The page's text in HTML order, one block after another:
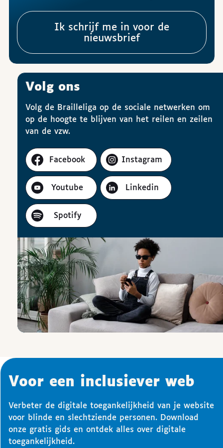
Ik schrijf me in voor de
nieuwsbrief
Volg ons
Volg de Brailleliga op de sociale netwerken om
op de hoogte te blijven van het reilen en zeilen
van de vzw.
Facebook Instagram
Youtube Linkedin
Spotify
Voor een inclusiever web
Verbeter de digitale toegankelijkheid van je website
voor blinde en slechtziende personen. Download
onze gratis gids en ontdek alles over digitale
toegankelijkheid.